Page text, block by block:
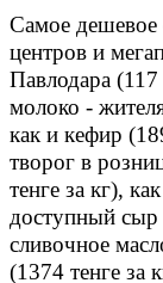
Самое дешевое
центров и
Павлодара (117
молоко -
как и кефир
творог в
тенге за кг),
доступный сыр
сливочное
(1374 тенге за